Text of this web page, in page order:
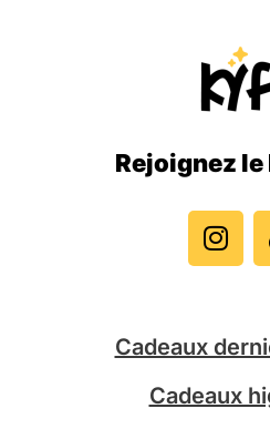
Rejoignez
n
s
t
r
a
m
Cadeaux
Cadeaux